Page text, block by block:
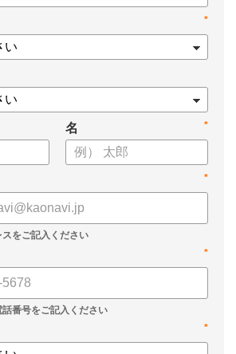
す。評価シートフォーマットの作成や素
で使えるプロンプトも収録！
」や「作業アシスタント」にして、明日か
してみませんか？
「生成AI活用に関する実態調査」
注意点やルール
ンプト集（人事評価、エンゲージメント業
*
*
名
*
*
*